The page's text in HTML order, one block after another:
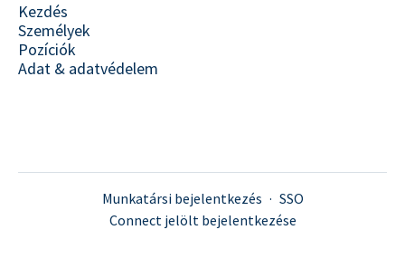
Kezdés
Személyek
Pozíciók
Adat & adatvédelem
Munkatársi bejelentkezés · SSO
Connect jelölt bejelentkezése